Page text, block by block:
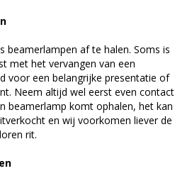
beamerlampen af te halen. Soms is
met het vervangen van een
voor een belangrijke presentatie of
Neem altijd wel eerst even contact
beamerlamp komt ophalen, het kan
en wij voorkomen liever de
rit.